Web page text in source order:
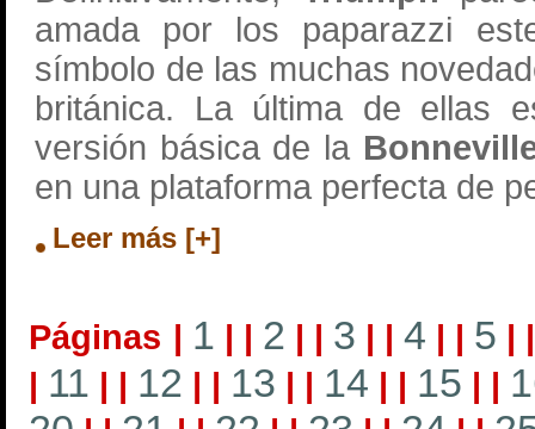
amada por los paparazzi
símbolo de las muchas
británica. La última de ellas
versión básica de la
en una plataforma perfecta de
Leer más [+]
Páginas | 1 | | 2 | | 3 | | 4 | | 5 |
| 11 | | 12 | | 13 | | 14 | | 15 | |